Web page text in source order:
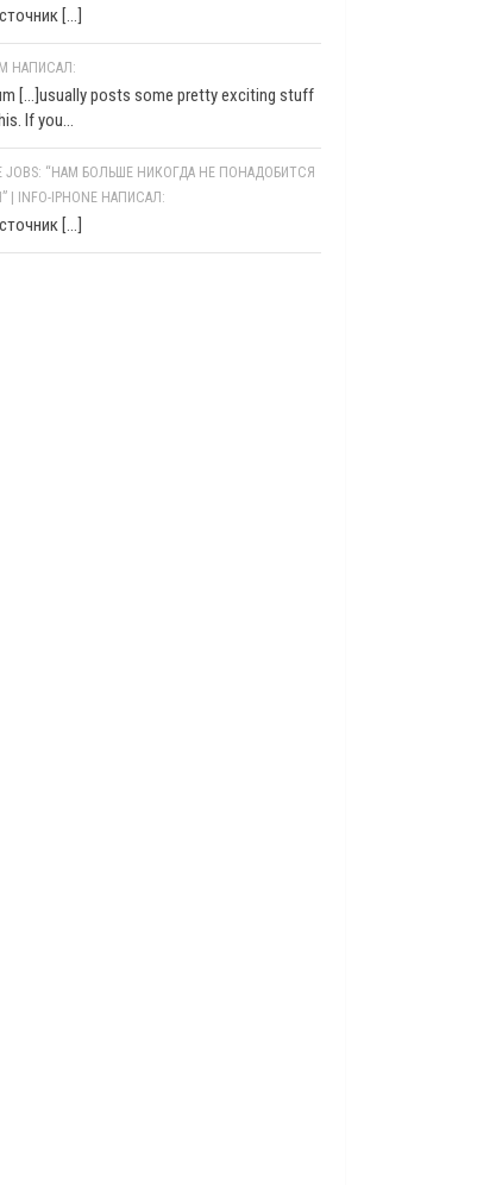
[…]
НАПИСАЛ:
[...]usually posts some pretty exciting stuff
If you...
JOBS: “НАМ БОЛЬШЕ НИКОГДА НЕ ПОНАДОБИТСЯ
| INFO-IPHONE НАПИСАЛ:
[…]